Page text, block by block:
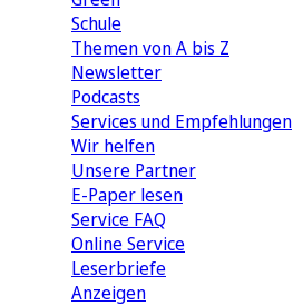
Schule
Themen von A bis Z
Newsletter
Podcasts
Services und Empfehlungen
Wir helfen
Unsere Partner
E-Paper lesen
Service FAQ
Online Service
Leserbriefe
Anzeigen